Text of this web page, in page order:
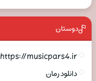
دوستان
https://musicpars4.ir/
دانلود رمان